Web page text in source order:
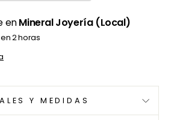
enMineral Joyería (Local)
2 horas
Y MEDIDAS